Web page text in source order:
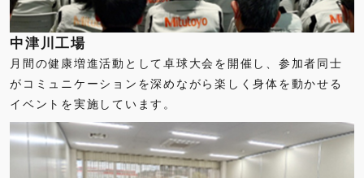
中津川工場
月間の健康増進活動として卓球大会を開催し、参加者同士
がコミュニケーションを深めながら楽しく身体を動かせる
イベントを実施しています。